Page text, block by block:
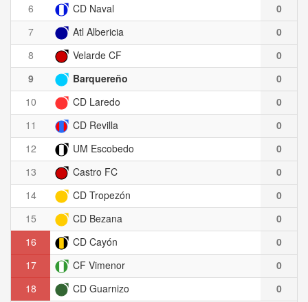
6
CD Naval
0
7
Atl Albericia
0
8
Velarde CF
0
9
Barquereño
0
10
CD Laredo
0
11
CD Revilla
0
12
UM Escobedo
0
13
Castro FC
0
14
CD Tropezón
0
15
CD Bezana
0
16
CD Cayón
0
17
CF Vimenor
0
18
CD Guarnizo 0